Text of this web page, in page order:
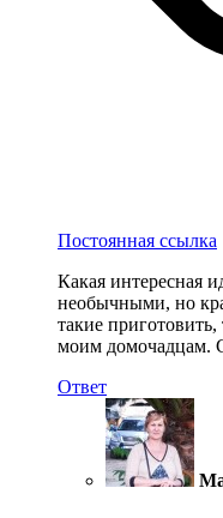
Постоянная ссылка
Какая интересная
необычными, но
такие
моим домочадцам.
Ответ